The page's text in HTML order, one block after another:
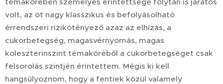
volt, az öt nagy klasszikus és befolyásolható
érrendszeri rizikótényező azaz az elhízás, a
cukorbetegség, magasvérnyomás, magas
koleszterinszint témaköréből a cukorbetegséget csak
felsorolás szintjén érintettem. Mégis ki kell
hangsúlyoznom, hogy a fentiek közül valamely